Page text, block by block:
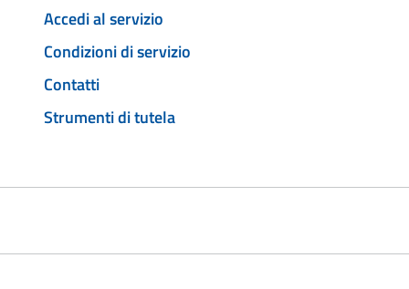
Accedi al servizio
Condizioni di servizio
Contatti
Strumenti di tutela